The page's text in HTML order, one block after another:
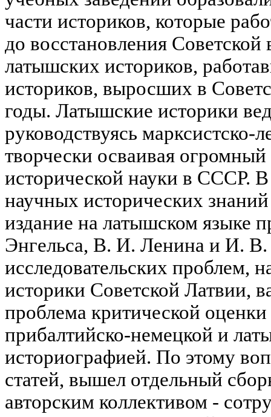
части историков, которые
до восстановления Советской
латышских историков,
историков, выросших в
годы. Латышские историки
руководствуясь марксистско-
творчески осваивая
исторической науки в СССР.
научных исторических
издание на латышском языке
Энгельса, В. И. Ленина и И.
исследовательских проблем,
историки Советской Латвии,
проблема критической оценки
прибалтийско-немецкой и
историографией. По этому
статей, вышел отдельный
авторским коллективом -